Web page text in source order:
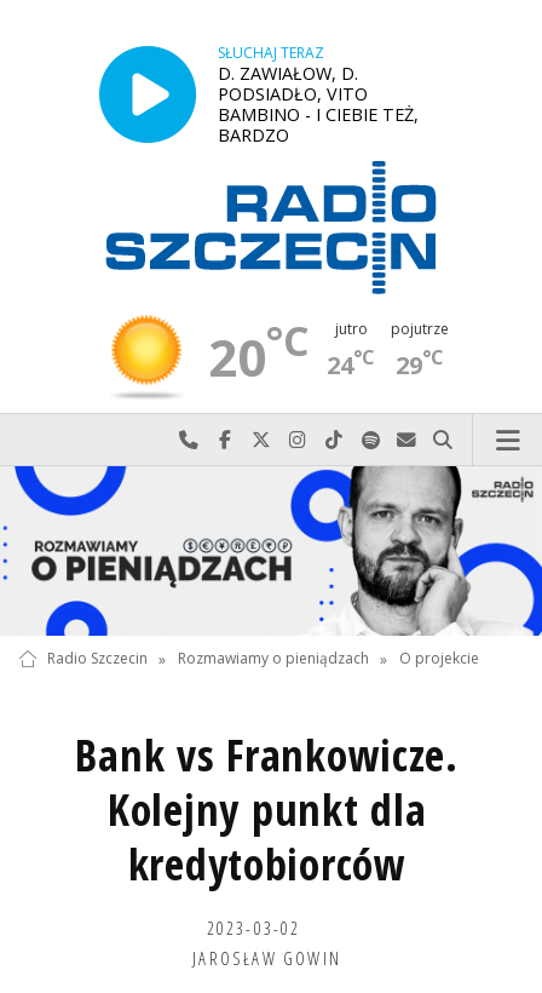
SŁUCHAJ TERAZ
D. ZAWIAŁOW, D.
PODSIADŁO, VITO
BAMBINO - I CIEBIE TEŻ,
BARDZO
20°C jutro
24°C
pojutrze
29°C
Najlepiej po prostu do nas zadzwoń
Odwiedź nas na Facebook-u
Odwiedź nas na X
Odwiedź nas na Instagram-ie
Odwiedź nas na TikTok-u
Szukaj nas na Spotify
Wyślij do nas
Szukaj
Radio Szczecin » Rozmawiamy o pieniądzach » O projekcie
Bank vs Frankowicze.
Kolejny punkt dla
kredytobiorców
2023-03-02
JAROSŁAW GOWIN